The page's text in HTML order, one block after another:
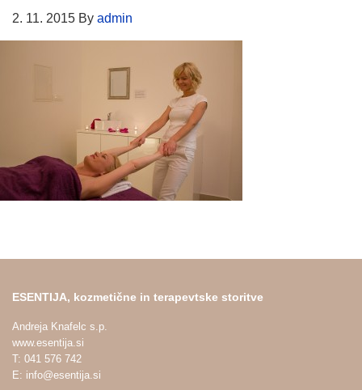
2. 11. 2015 By admin
ESENTIJA, kozmetične in terapevtske storitve
Andreja Knafelc s.p.
www.esentija.si
T: 041 576 742
E: info@esentija.si